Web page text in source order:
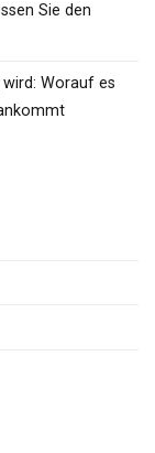
Sie den
Worauf es